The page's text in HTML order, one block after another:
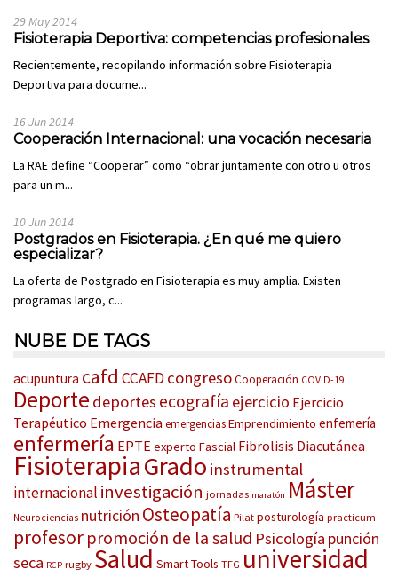
29 May 2014
Fisioterapia Deportiva: competencias profesionales
Recientemente, recopilando información sobre Fisioterapia
Deportiva para docume...
16 Jun 2014
Cooperación Internacional: una vocación necesaria
La RAE define “Cooperar” como “obrar juntamente con otro u otros
para un m...
10 Jun 2014
Postgrados en Fisioterapia. ¿En qué me quiero
especializar?
La oferta de Postgrado en Fisioterapia es muy amplia. Existen
programas largo, c...
NUBE DE TAGS
acupuntura cafd CCAFDcongresoCooperación COVID-19
Deporte deportes ecografía ejercicio Ejercicio
Terapéutico EmergenciaemergenciasEmprendimiento enfemería
enfermería EPTE experto Fascial Fibrolisis Diacutánea
FisioterapiaGrado instrumental
internacional investigación jornadas maratón Máster
Neurociencias nutrición Osteopatía Pilat posturología practicum
profesor promoción de la salud Psicología punción
seca RCP rugby Salud Smart Tools TFG universidad